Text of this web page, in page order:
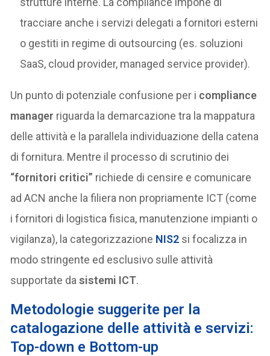
tracciare anche i servizi delegati a fornitori esterni
o gestiti in regime di outsourcing (es. soluzioni
SaaS, cloud provider, managed service provider).
Un punto di potenziale confusione per i compliance
manager riguarda la demarcazione tra la mappatura
delle attività e la parallela individuazione della catena
di fornitura. Mentre il processo di scrutinio dei
“fornitori critici” richiede di censire e comunicare
ad ACN anche la filiera non propriamente ICT (come
i fornitori di logistica fisica, manutenzione impianti o
vigilanza), la categorizzazione NIS2 si focalizza in
modo stringente ed esclusivo sulle attività
supportate dasistemi ICT.
Metodologie suggerite per la
catalogazione delle attività e servizi:
Top-down e Bottom-up